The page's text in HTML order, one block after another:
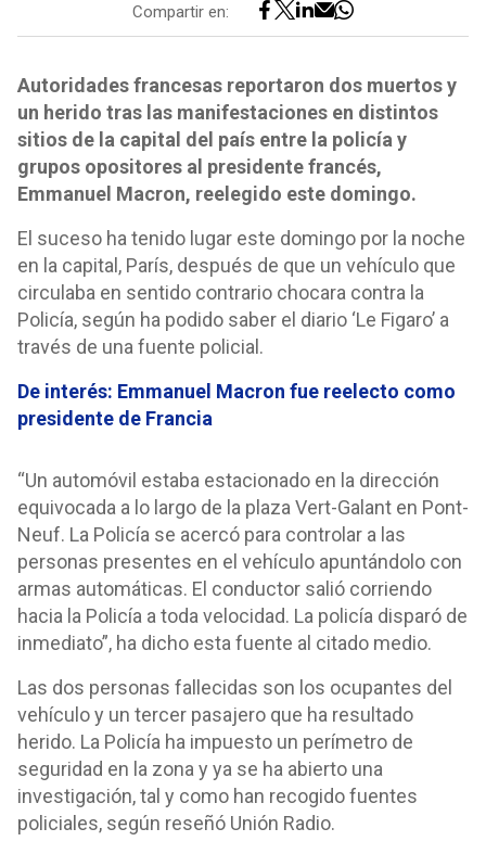
Compartir en:
Autoridades francesas reportaron dos muertos y
un herido tras las manifestaciones en distintos
sitios de la capital del país entre la policía y
grupos opositores al presidente francés,
Emmanuel Macron, reelegido este domingo.
El suceso ha tenido lugar este domingo por la noche
en la capital, París, después de que un vehículo que
circulaba en sentido contrario chocara contra la
Policía, según ha podido saber el diario ‘Le Figaro’ a
través de una fuente policial.
De interés: Emmanuel Macron fue reelecto como
presidente de Francia
“Un automóvil estaba estacionado en la dirección
equivocada a lo largo de la plaza Vert-Galant en Pont-
Neuf. La Policía se acercó para controlar a las
personas presentes en el vehículo apuntándolo con
armas automáticas. El conductor salió corriendo
hacia la Policía a toda velocidad. La policía disparó de
inmediato”, ha dicho esta fuente al citado medio.
Las dos personas fallecidas son los ocupantes del
vehículo y un tercer pasajero que ha resultado
herido. La Policía ha impuesto un perímetro de
seguridad en la zona y ya se ha abierto una
investigación, tal y como han recogido fuentes
policiales, según reseñó Unión Radio.